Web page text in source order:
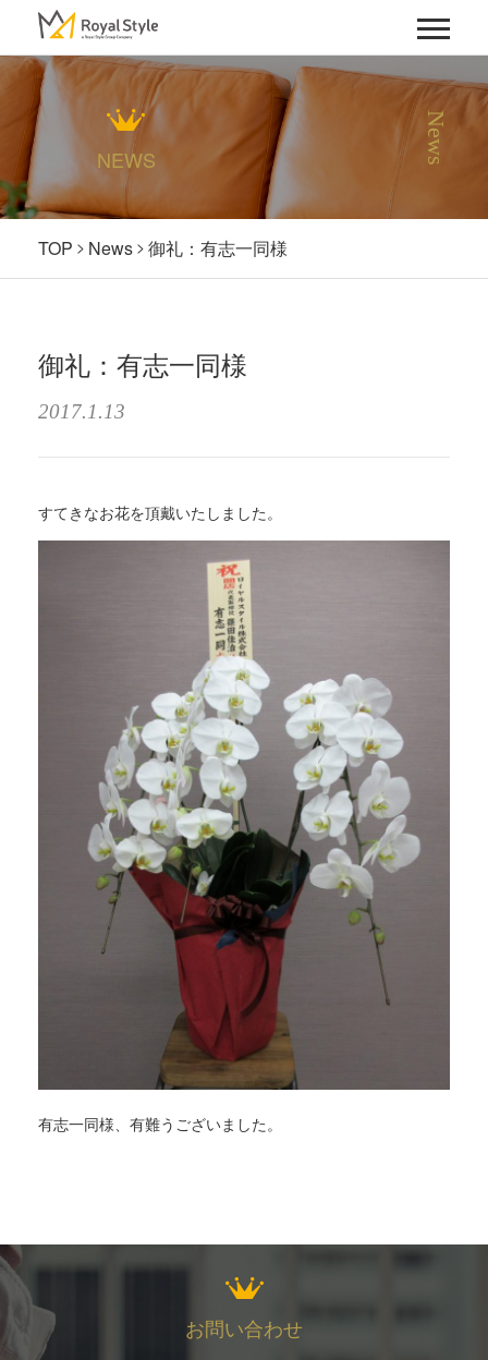
News
NEWS
TOP News 御礼：有志一同様
御礼：有志一同様
2017.1.13
すてきなお花を頂戴いたしました。
有志一同様、有難うございました。
お問い合わせ